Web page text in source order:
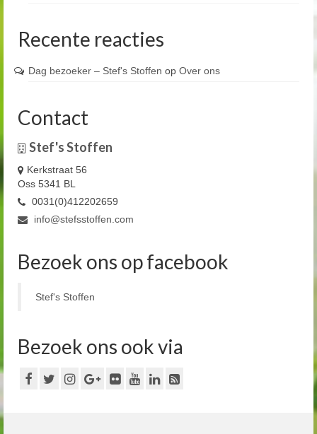
Recente reacties
Dag bezoeker – Stef's Stoffen op Over ons
Contact
Stef's Stoffen
Kerkstraat 56
Oss 5341 BL
0031(0)412202659
info@stefsstoffen.com
Bezoek ons op facebook
Stef's Stoffen
Bezoek ons ook via